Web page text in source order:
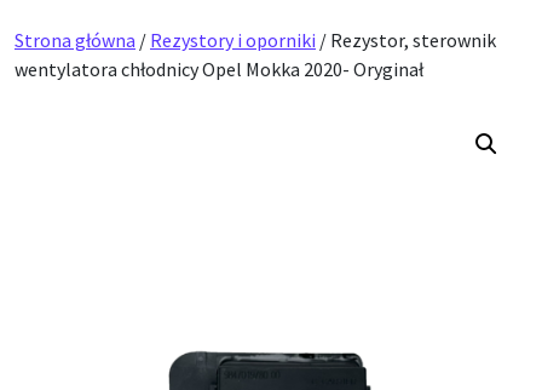
Strona główna / Rezystory i oporniki / Rezystor, sterownik
wentylatora chłodnicy Opel Mokka 2020- Oryginał